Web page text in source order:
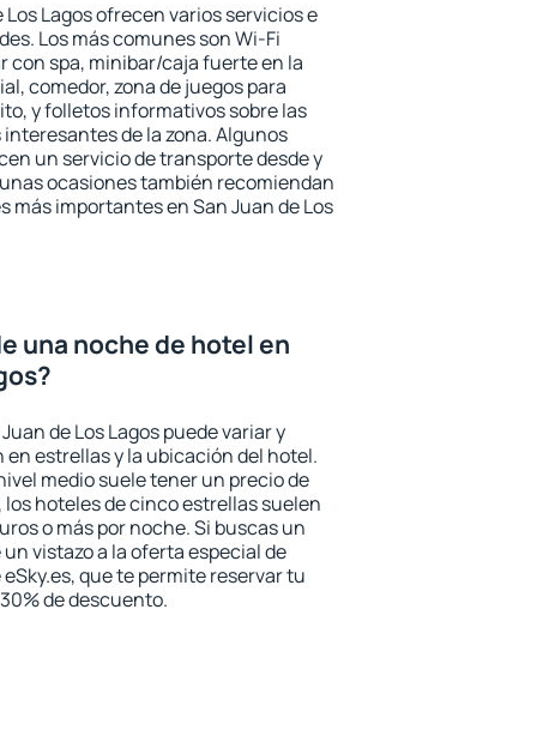
Lagos ofrecen varios servicios e
Los más comunes son Wi-Fi
con spa, minibar/caja fuerte en la
comedor, zona de juegos para
y folletos informativos sobre las
de la zona. Algunos
un servicio de transporte desde y
ocasiones también recomiendan
más importantes en San Juan de Los
una noche de hotel en
de Los Lagos puede variar y
estrellas y la ubicación del hotel.
medio suele tener un precio de
hoteles de cinco estrellas suelen
o más por noche. Si buscas un
vistazo a la oferta especial de
que te permite reservar tu
de descuento.